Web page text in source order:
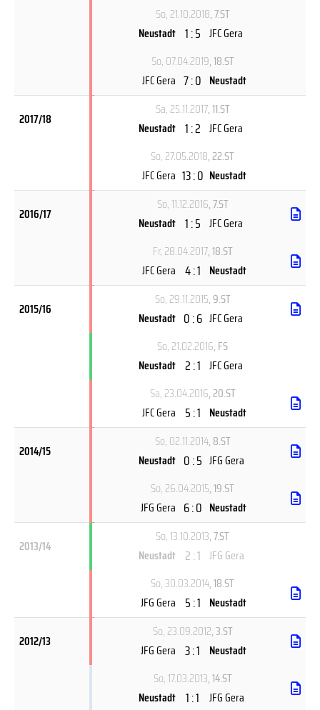
So, 21.10.2018, 7.ST
Neustadt 1 : 5 JFC Gera
So, 07.04.2019, 18.ST
JFC Gera 7 : 0 Neustadt
2017/18
Sa, 25.11.2017, 11.ST
Neustadt 1 : 2 JFC Gera
So, 27.05.2018, 22.ST
JFC Gera 13 : 0 Neustadt
2016/17
So, 11.12.2016, 7.ST
Neustadt 1 : 5 JFC Gera
Fr, 28.04.2017, 18.ST
JFC Gera 4 : 1 Neustadt
2015/16
So, 29.11.2015, 9.ST
Neustadt 0 : 6 JFC Gera
So, 21.02.2016, FS
Neustadt 2 : 1 JFC Gera
Sa, 23.04.2016, 20.ST
JFC Gera 5 : 1 Neustadt
2014/15
So, 02.11.2014, 8.ST
Neustadt 0 : 5 JFG Gera
So, 26.04.2015, 19.ST
JFG Gera 6 : 0 Neustadt
2013/14
So, 13.10.2013, 7.ST
Neustadt 2 : 1 JFG Gera
So, 30.03.2014, 18.ST
JFG Gera 5 : 1 Neustadt
2012/13
So, 23.09.2012, 3.ST
JFG Gera 3 : 1 Neustadt
So, 17.03.2013, 14.ST
Neustadt 1 : 1 JFG Gera